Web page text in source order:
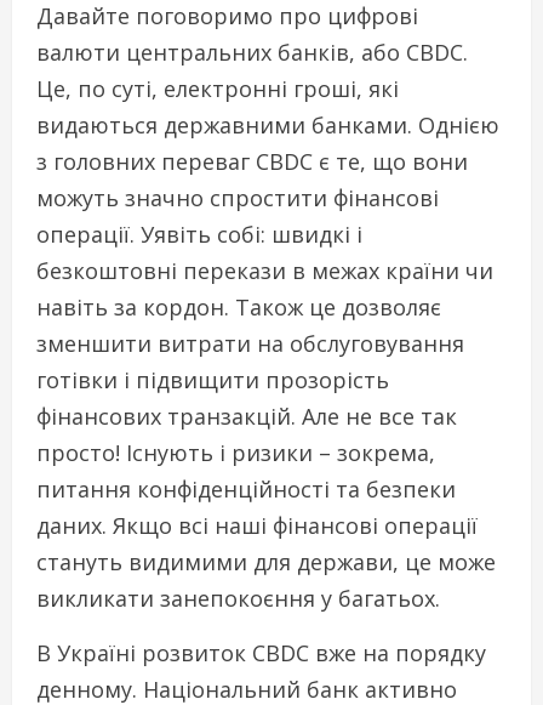
Давайте поговоримо про цифрові
валюти центральних банків, або CBDC.
Це, по суті, електронні гроші, які
видаються державними банками. Однією
з головних переваг CBDC є те, що вони
можуть значно спростити фінансові
операції. Уявіть собі: швидкі і
безкоштовні перекази в межах країни чи
навіть за кордон. Також це дозволяє
зменшити витрати на обслуговування
готівки і підвищити прозорість
фінансових транзакцій. Але не все так
просто! Існують і ризики – зокрема,
питання конфіденційності та безпеки
даних. Якщо всі наші фінансові операції
стануть видимими для держави, це може
викликати занепокоєння у багатьох.
В Україні розвиток CBDC вже на порядку
денному. Національний банк активно